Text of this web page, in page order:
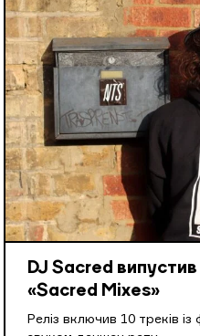
DJ Sacred
«Sacred Mixes»
Реліз включив 10 треків